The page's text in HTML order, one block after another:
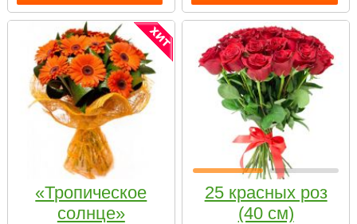
«Тропическое
солнце»
25 красных роз
(40 см)